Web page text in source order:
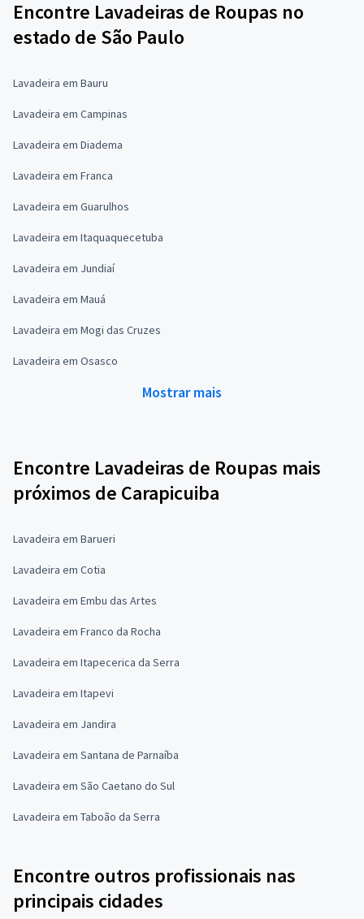
Encontre Lavadeiras de Roupas no
estado de São Paulo
Lavadeira em Bauru
Lavadeira em Campinas
Lavadeira em Diadema
Lavadeira em Franca
Lavadeira em Guarulhos
Lavadeira em Itaquaquecetuba
Lavadeira em Jundiaí
Lavadeira em Mauá
Lavadeira em Mogi das Cruzes
Lavadeira em Osasco
Mostrar mais
Encontre Lavadeiras de Roupas mais
próximos de Carapicuiba
Lavadeira em Barueri
Lavadeira em Cotia
Lavadeira em Embu das Artes
Lavadeira em Franco da Rocha
Lavadeira em Itapecerica da Serra
Lavadeira em Itapevi
Lavadeira em Jandira
Lavadeira em Santana de Parnaíba
Lavadeira em São Caetano do Sul
Lavadeira em Taboão da Serra
Encontre outros profissionais nas
principais cidades